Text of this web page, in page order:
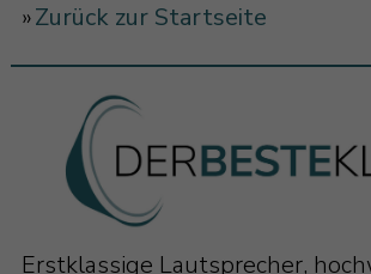
»Zurück zur Startseite
Erstklassige Lautsprecher,